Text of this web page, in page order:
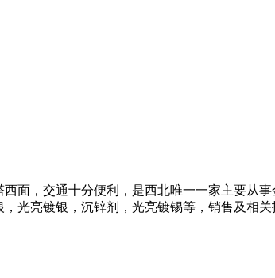
面，交通十分便利，是西北唯一一家主要从
光亮镀银，沉锌剂，光亮镀锡等，销售及相关